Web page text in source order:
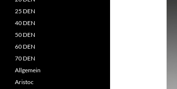
25 DEN
40 DEN
50 DEN
60 DEN
70 DEN
Allgemein
Aristoc